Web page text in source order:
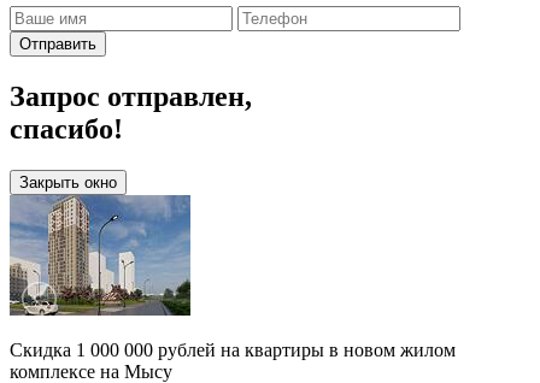
Отправить
Запрос отправлен,
спасибо!
Закрыть окно
Скидка 1 000 000 рублей на квартиры в новом жилом
комплексе на Мысу